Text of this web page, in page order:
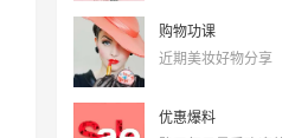
购物功课
近期美妆好物分享
优惠爆料